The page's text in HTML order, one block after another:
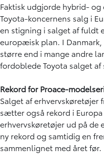
Faktisk udgjorde hybrid-
Toyota-koncernens salg i
en stigning i salget af fuldt
europæisk plan. I
større end i mange andre
fordoblede Toyota salget af
Rekord for Proace-
Salget af erhvervskøretøjer
sætter også rekord i
erhvervskøretøjer ud på de
ny rekord og samtidig en
sammenlignet med året før.